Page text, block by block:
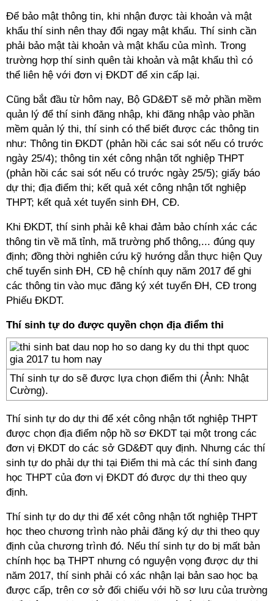
Để bảo mật thông tin, khi nhận được tài khoản và mật
khẩu thí sinh nên thay đổi ngay mật khẩu. Thí sinh cần
phải bảo mật tài khoản và mật khẩu của mình. Trong
trường hợp thí sinh quên tài khoản và mật khẩu thì có
thể liên hệ với đơn vị ĐKDT để xin cấp lại.
Cũng bắt đầu từ hôm nay, Bộ GD&ĐT sẽ mở phần mềm
quản lý để thí sinh đăng nhập, khi đăng nhập vào phần
mềm quản lý thi, thí sinh có thể biết được các thông tin
như: Thông tin ĐKDT (phản hồi các sai sót nếu có trước
ngày 25/4); thông tin xét công nhận tốt nghiệp THPT
(phản hồi các sai sót nếu có trước ngày 25/5); giấy báo
dự thi; địa điểm thi; kết quả xét công nhận tốt nghiệp
THPT; kết quả xét tuyển sinh ĐH, CĐ.
Khi ĐKDT, thí sinh phải kê khai đảm bảo chính xác các
thông tin về mã tỉnh, mã trường phổ thông,... đúng quy
định; đồng thời nghiên cứu kỹ hướng dẫn thực hiện Quy
chế tuyển sinh ĐH, CĐ hệ chính quy năm 2017 để ghi
các thông tin vào mục đăng ký xét tuyển ĐH, CĐ trong
Phiếu ĐKDT.
Thí sinh tự do được quyền chọn địa điểm thi
Thí sinh tự do sẽ được lựa chọn điểm thi (Ảnh: Nhật
Cường).
Thí sinh tự do dự thi để xét công nhận tốt nghiệp THPT
được chọn địa điểm nộp hồ sơ ĐKDT tại một trong các
đơn vị ĐKDT do các sở GD&ĐT quy định. Nhưng các thí
sinh tự do phải dự thi tại Điểm thi mà các thí sinh đang
học THPT của đơn vị ĐKDT đó được dự thi theo quy
định.
Thí sinh tự do dự thi để xét công nhận tốt nghiệp THPT
học theo chương trình nào phải đăng ký dự thi theo quy
định của chương trình đó. Nếu thí sinh tự do bị mất bản
chính học bạ THPT nhưng có nguyện vọng được dự thi
năm 2017, thí sinh phải có xác nhận lại bản sao học bạ
được cấp, trên cơ sở đối chiếu với hồ sơ lưu của trường